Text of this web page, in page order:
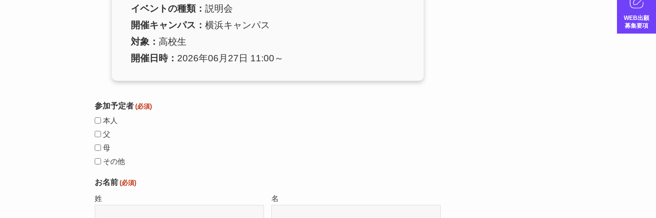
WEB出願
募集要項
イベントの種類： 説明会
開催キャンパス： 横浜キャンパス
対象： 高校生
開催日時： 2026年06月27日 11:00～
参加予定者 (必須)
本人
父
母
その他
お名前 (必須)
姓 名